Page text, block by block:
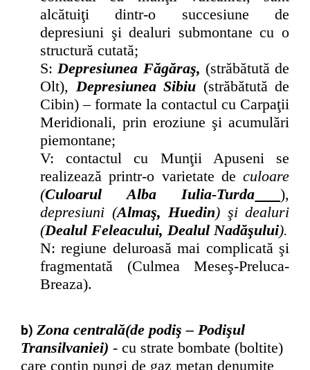
alcătuiţi dintr-o succesiune de
depresiuni şi dealuri submontane cu o
structură cutată;
S:Depresiunea Făgăraş, (străbătută de
Olt), Depresiunea Sibiu (străbătută de
Cibin) – formate la contactul cu Carpaţii
Meridionali, prin eroziune şi acumulări
piemontane;
V: contactul cu Munţii Apuseni se
realizează printr-o varietate de culoare
(Culoarul Alba Iulia-Turda
),
depresiuni (Almaş, Huedin) şi dealuri
(Dealul Feleacului, Dealul Nadăşului).
N: regiune deluroasă mai complicată şi
fragmentată (Culmea Meseş-Preluca-
Breaza).
b) Zona centrală(de podiş – Podişul
Transilvaniei) - cu strate bombate (boltite)
care conţin pungi de gaz metan denumite